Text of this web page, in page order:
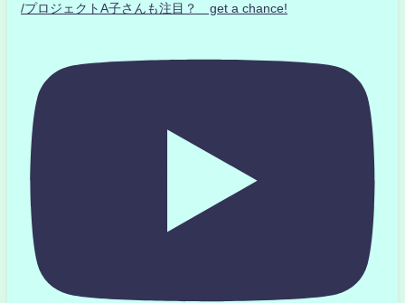
/プロジェクトA子さんも注目？ get a chance!